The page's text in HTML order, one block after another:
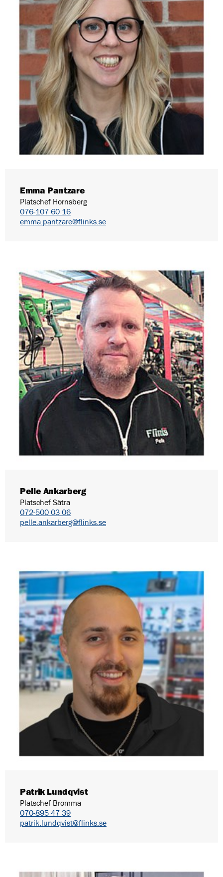
Emma Pantzare
Platschef Hornsberg
076-107 60 16
emma.pantzare@flinks.se
Pelle Ankarberg
Platschef Sätra
072-500 03 06
pelle.ankarberg@flinks.se
Patrik Lundqvist
Platschef Bromma
070-895 47 39
patrik.lundqvist@flinks.se